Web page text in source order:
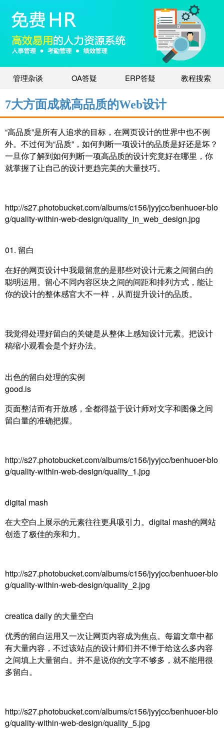
管理杂谈 OA答疑 ERP答疑 教程搜索
7大方面成就高品质的Web设计
“高品质”是所有人追求的目标，在网页设计的世界中也不例
外。不过何为“品质”，如何判断一项设计的品质是好还是坏？
一旦你了解到如何判断一项高品质的设计究竟好在哪里，你
就掌握了让自己的设计更趋完美的大量技巧。
http://s27.photobucket.com/albums/c156/jyyjcc/benhuoer-blo
g/quality-within-web-design/quality_in_web_design.jpg
01. 留白
在好的网页设计中我最留意的是那些对设计元素之间留白的
聪明运用。留心不同内容区块之间的间距和排列方式，能让
你的设计的整体感官大不一样，从而提升设计的品质。
我觉得处理好留白的关键是从整体上感知设计元素。把设计
稿缩小观看会是个好办法。
出色的留白处理的实例
good.is
页面整洁而有开放感，全都得益于设计师对文字和图像之间
留白量的准确把握。
http://s27.photobucket.com/albums/c156/jyyjcc/benhuoer-blo
g/quality-within-web-design/quality_1.jpg
digital mash
在大空白上展示的元素往往更具吸引力。digital mash的网站
创造了极佳的亲和力。
http://s27.photobucket.com/albums/c156/jyyjcc/benhuoer-blo
g/quality-within-web-design/quality_2.jpg
creatica daily 的大量空白
优秀的留白运用又一次让网页内容成为焦点。每篇文章中都
有大量内容，不过该站点的设计师们并不惮于给这么多内容
之间填上大量留白。并不是说你的文字不够多，就不能用很
多留白。
http://s27.photobucket.com/albums/c156/jyyjcc/benhuoer-blo
g/quality-within-web-design/quality_5.jpg